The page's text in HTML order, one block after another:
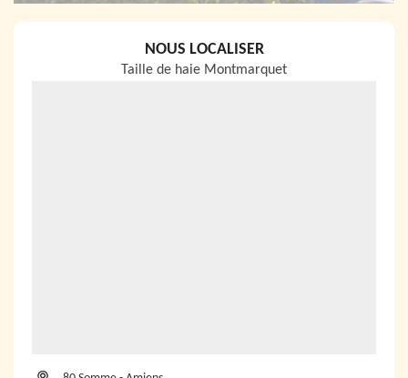
NOUS LOCALISER
Taille de haie Montmarquet